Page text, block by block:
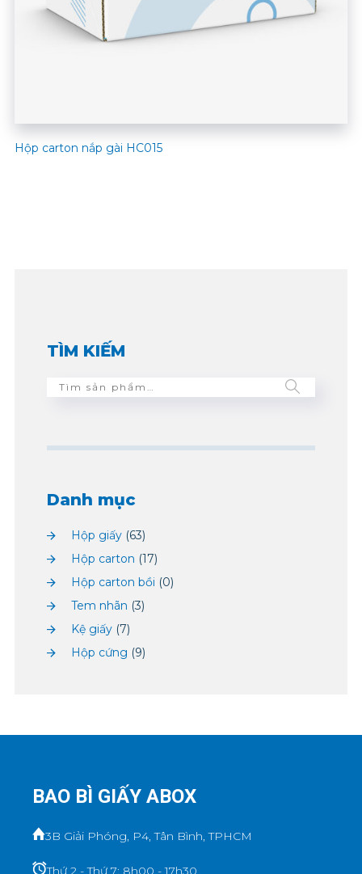
Hộp carton nắp gài HC015
TÌM KIẾM
Danh mục
Hộp giấy (63)
Hộp carton (17)
Hộp carton bồi (0)
Tem nhãn (3)
Kệ giấy (7)
Hộp cứng (9)
BAO BÌ GIẤY ABOX
3B Giải Phóng, P4, Tân Bình, TPHCM
Thứ 2 - Thứ 7: 8h00 - 17h30